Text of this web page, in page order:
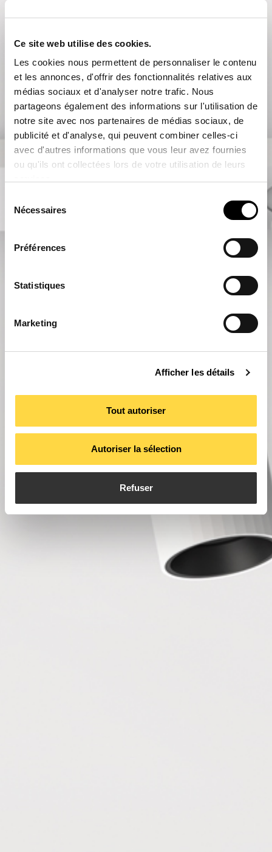
Ce site web utilise des cookies.
Les cookies nous permettent de personnaliser le contenu
et les annonces, d'offrir des fonctionnalités relatives aux
médias sociaux et d'analyser notre trafic. Nous
partageons également des informations sur l'utilisation de
notre site avec nos partenaires de médias sociaux, de
publicité et d'analyse, qui peuvent combiner celles-ci
avec d'autres informations que vous leur avez fournies
ou qu'ils ont collectées lors de votre utilisation de leurs
Nécessaires
Préférences
Statistiques
Marketing
Afficher les détails
Tout autoriser
Autoriser la sélection
Refuser